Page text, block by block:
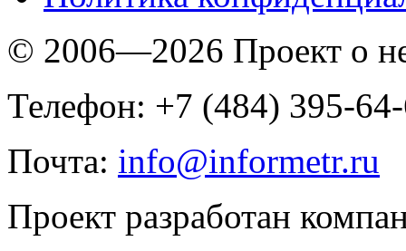
© 2006—2026 Проект о
Телефон: +7 (484) 395-
Почта: info@informetr.ru
Проект разработан